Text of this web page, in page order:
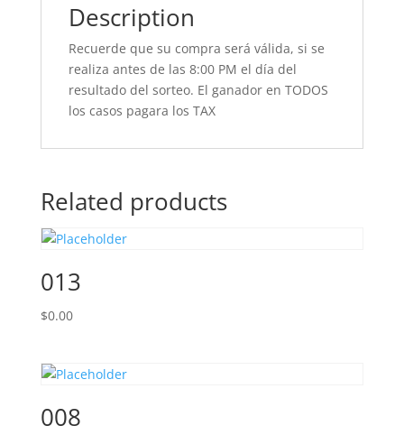
Description
Recuerde que su compra será válida, si se
realiza antes de las 8:00 PM el día del
resultado del sorteo. El ganador en TODOS
los casos pagara los TAX
Related products
013
$0.00
008